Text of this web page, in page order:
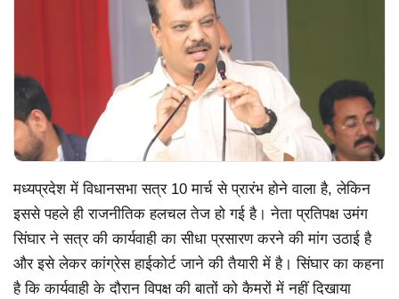
मध्यप्रदेश में विधानसभा सत्र 10 मार्च से प्रारंभ होने वाला है, लेकिन
इससे पहले ही राजनीतिक हलचल तेज हो गई है। नेता प्रतिपक्ष उमंग
सिंघार ने सत्र की कार्यवाही का सीधा प्रसारण करने की मांग उठाई है
और इसे लेकर कांग्रेस हाईकोर्ट जाने की तैयारी में है। सिंघार का कहना
है कि कार्यवाही के दौरान विपक्ष की बातों को कैमरों में नहीं दिखाया